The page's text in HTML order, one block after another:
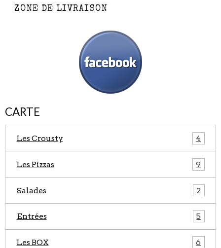
ZONE DE LIVRAISON
CARTE
Les Crousty 4
Les Pizzas 9
Salades 2
Entrées 5
Les BOX 6